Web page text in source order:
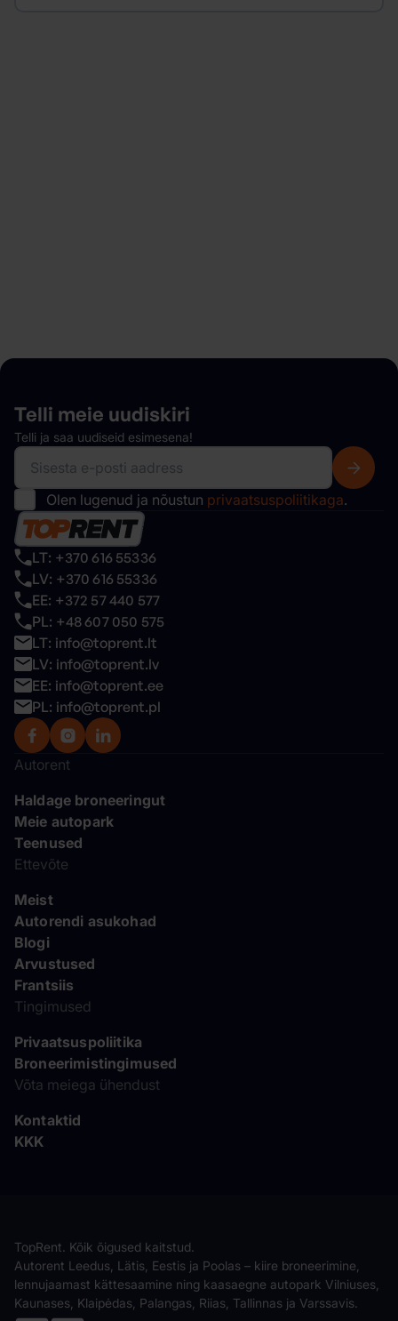
LT: +370 616 55336
LV: +370 616 55336
EE: +372 57 440 577
PL: +48 607 050 575
LT: info@toprent.lt
LV: info@toprent.lv
EE: info@toprent.ee
PL: info@toprent.pl
Autorent
Haldage broneeringut
Meie autopark
Teenused
Ettevõte
Meist
Autorendi asukohad
Blogi
Arvustused
Frantsiis
Tingimused
Privaatsuspoliitika
Broneerimistingimused
Võta meiega ühendust
Kontaktid
KKK
Telli meie uudiskiri
Telli ja saa uudiseid esimesena!
Olen lugenud ja nõustun privaatsuspoliitikaga.
TopRent. Kõik õigused kaitstud.
Autorent Leedus, Lätis, Eestis ja Poolas – kiire broneerimine,
lennujaamast kättesaamine ning kaasaegne autopark Vilniuses,
Kaunases, Klaipėdas, Palangas, Riias, Tallinnas ja Varssavis.